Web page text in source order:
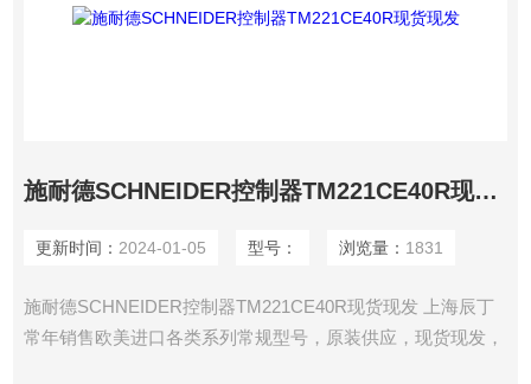
施耐德SCHNEIDER控制器TM221CE40R现货现发
更新时间： 2024-01-05 型号： 浏览量： 1831
施耐德SCHNEIDER控制器TM221CE40R现货现发 上海辰丁
常年销售欧美进口各类系列常规型号，原装供应，现货现发，